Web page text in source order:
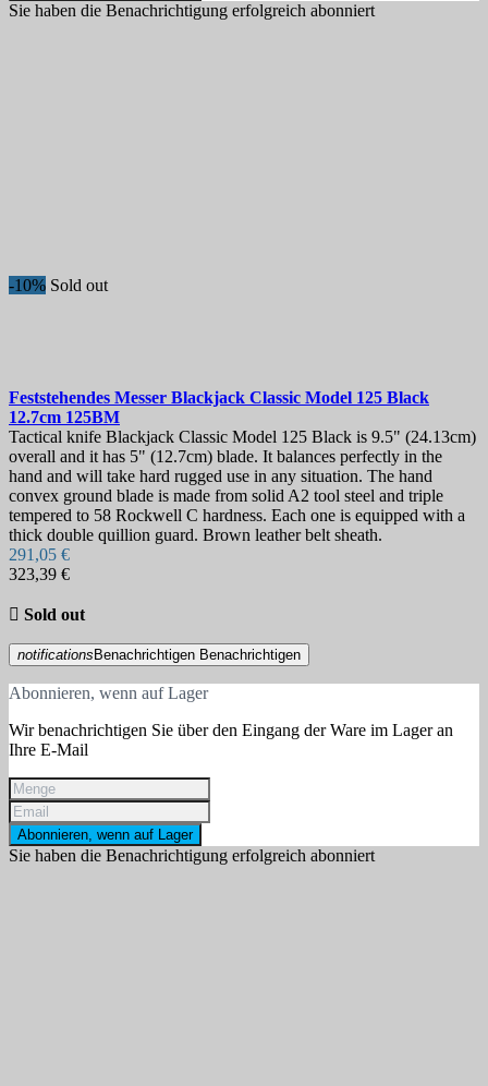
Sie haben die Benachrichtigung erfolgreich abonniert
-10% Sold out
Feststehendes Messer Blackjack Classic Model 125 Black
12.7cm 125BM
Tactical knife Blackjack Classic Model 125 Black is 9.5" (24.13cm)
overall and it has 5" (12.7cm) blade. It balances perfectly in the
hand and will take hard rugged use in any situation. The hand
convex ground blade is made from solid A2 tool steel and triple
tempered to 58 Rockwell C hardness. Each one is equipped with a
thick double quillion guard. Brown leather belt sheath.
291,05 €
323,39 €
 Sold out
notifications Benachrichtigen Benachrichtigen
Abonnieren, wenn auf Lager
Wir benachrichtigen Sie über den Eingang der Ware im Lager an
Ihre E-Mail
Abonnieren, wenn auf Lager
Sie haben die Benachrichtigung erfolgreich abonniert